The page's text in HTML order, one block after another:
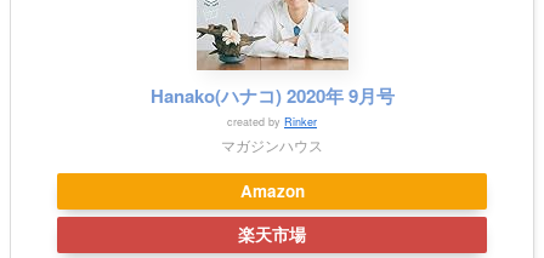
Hanako(ハナコ) 2020年 9月号
created by Rinker
マガジンハウス
Amazon
楽天市場